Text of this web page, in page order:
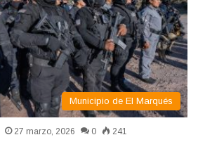
Municipio de El Marqués
27 marzo, 2026 0 241